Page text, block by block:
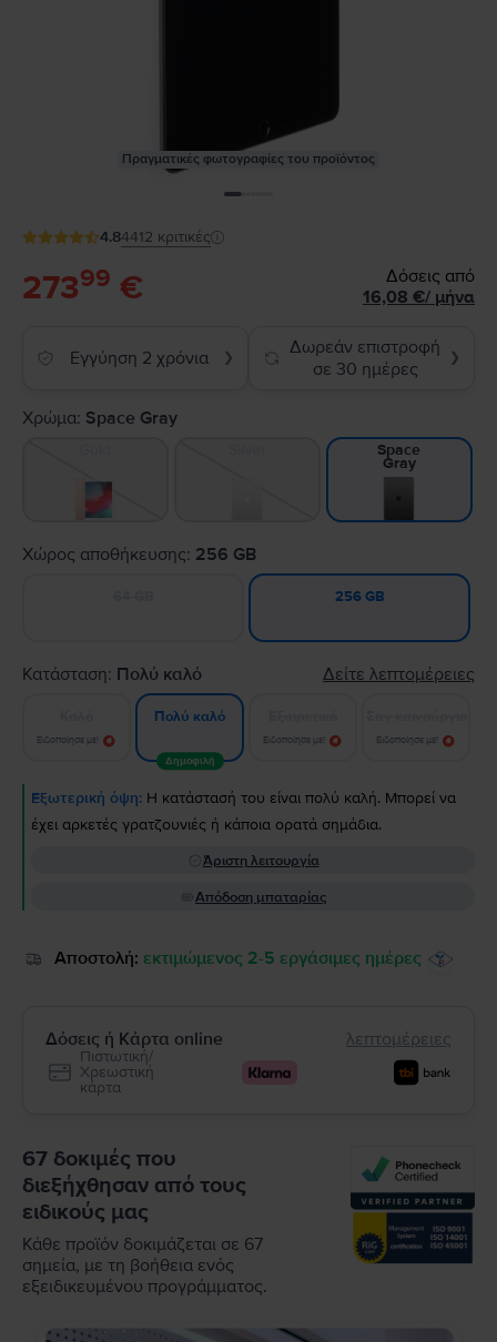
Πραγματικές φωτογραφίες του προϊόντος
4.84412 κριτικές
27399 €
Δόσεις από
16,08 €/ μήνα
Εγγύηση 2 χρόνια ❯
Δωρεάν επιστροφή
σε 30 ημέρες
❯
Χρώμα: Space Gray
Space
Gray
Χώρος αποθήκευσης: 256 GB
256 GB
Κατάσταση: Πολύ καλό Δείτε λεπτομέρειες
Ειδοποίησε με!
Πολύ καλό
Δημοφιλή
Ειδοποίησε με! Ειδοποίησε με!
Εξωτερική όψη: Η κατάστασή του είναι πολύ καλή. Μπορεί να
έχει αρκετές γρατζουνιές ή κάποια ορατά σημάδια.
Άριστη λειτουργία
Απόδοση μπαταρίας
Αποστολή: εκτιμώμενος 2-5 εργάσιμες ημέρες
Δόσεις ή Κάρτα online λεπτομέρειες
Πιστωτική/
Χρεωστική
κάρτα
67 δοκιμές που
διεξήχθησαν από τους
ειδικούς μας
Κάθε προϊόν δοκιμάζεται σε 67
σημεία, με τη βοήθεια ενός
εξειδικευμένου προγράμματος.